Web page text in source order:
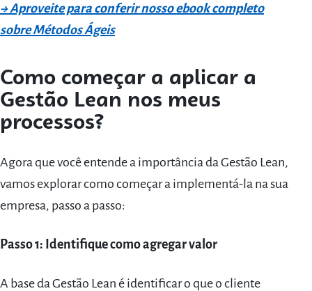
→ Aproveite para conferir nosso ebook completo
sobre Métodos Ágeis
Como começar a aplicar a
Gestão Lean nos meus
processos?
Agora que você entende a importância da Gestão Lean,
vamos explorar como começar a implementá-la na sua
empresa, passo a passo:
Passo 1: Identifique como agregar valor
A base da Gestão Lean é identificar o que o cliente